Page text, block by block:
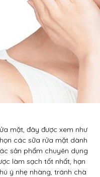
mặt, đây được xem như
các sữa rửa mặt dành
sản phẩm chuyên dụng
làm sạch tốt nhất, hạn
ý nhẹ nhàng, tránh chà